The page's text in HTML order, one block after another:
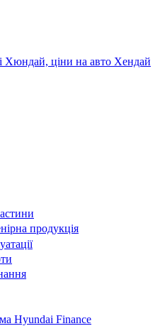
продукція
Hyundai Finance